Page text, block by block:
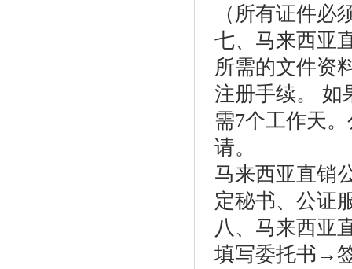
（所有证件必
七、马来西亚
所需的文件资
注册手续。 如
需7个工作天
请。
马来西亚直销
定秘书、公证
八、马来西亚
填写委托书→